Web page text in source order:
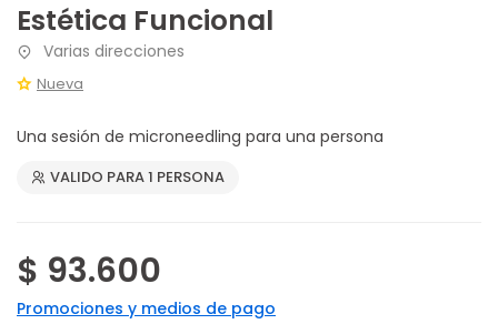
Estética Funcional
Varias direcciones
Nueva
Una sesión de microneedling para una persona
VALIDO PARA 1 PERSONA
$ 93.600
Promociones y medios de pago